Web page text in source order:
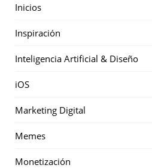
Inicios
Inspiración
Inteligencia Artificial & Diseño
iOS
Marketing Digital
Memes
Monetización